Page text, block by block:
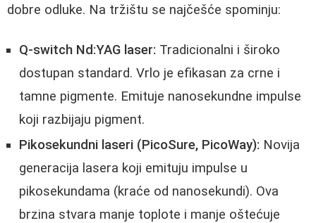
dobre odluke. Na tržištu se najčešće spominju:
Q-switch Nd:YAG laser: Tradicionalni i široko
dostupan standard. Vrlo je efikasan za crne i
tamne pigmente. Emituje nanosekundne impulse
koji razbijaju pigment.
Pikosekundni laseri (PicoSure, PicoWay): Novija
generacija lasera koji emituju impulse u
pikosekundama (kraće od nanosekundi). Ova
brzina stvara manje toplote i manje oštećuje